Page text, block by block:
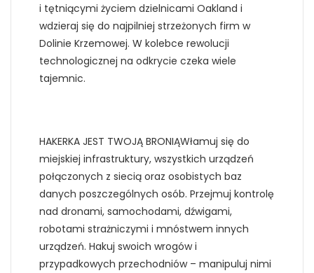
i tętniącymi życiem dzielnicami Oakland i
wdzieraj się do najpilniej strzeżonych firm w
Dolinie Krzemowej. W kolebce rewolucji
technologicznej na odkrycie czeka wiele
tajemnic.
HAKERKA JEST TWOJĄ BRONIĄWłamuj się do
miejskiej infrastruktury, wszystkich urządzeń
połączonych z siecią oraz osobistych baz
danych poszczególnych osób. Przejmuj kontrolę
nad dronami, samochodami, dźwigami,
robotami strażniczymi i mnóstwem innych
urządzeń. Hakuj swoich wrogów i
przypadkowych przechodniów – manipuluj nimi